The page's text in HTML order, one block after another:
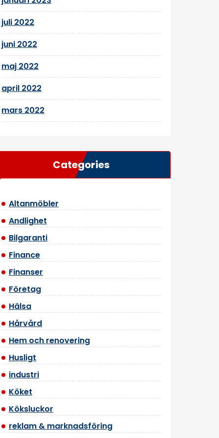
juli 2022
juni 2022
maj 2022
april 2022
mars 2022
Categories
Altanmöbler
Andlighet
Bilgaranti
Finance
Finanser
Företag
Hälsa
Hårvård
Hem och renovering
Husligt
industri
Köket
Köksluckor
reklam & marknadsföring